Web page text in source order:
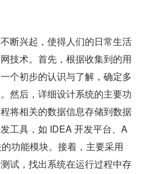
断兴起，使得人们的日常生活
技术。首先，根据收集到的用
个初步的认识与了解，确定多
然后，详细设计系统的主要功
将相关的数据信息存储到数据
工具，如 IDEA 开发平台、A
功能模块。接着，主要采用
试，找出系统在运行过程中存